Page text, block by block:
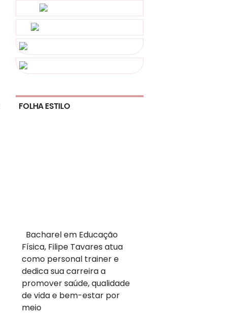
FOLHA ESTILO
Bacharel em Educação
Física, Filipe Tavares atua
como personal trainer e
dedica sua carreira a
promover saúde, qualidade
de vida e bem-estar por
meio